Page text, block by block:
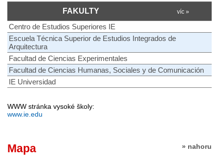
FAKULTY víc »
Centro de Estudios Superiores IE
Escuela Técnica Superior de Estudios Integrados de
Arquitectura
Facultad de Ciencias Experimentales
Facultad de Ciencias Humanas, Sociales y de Comunicación
IE Universidad
WWW stránka vysoké školy:
www.ie.edu
» nahoru
Mapa